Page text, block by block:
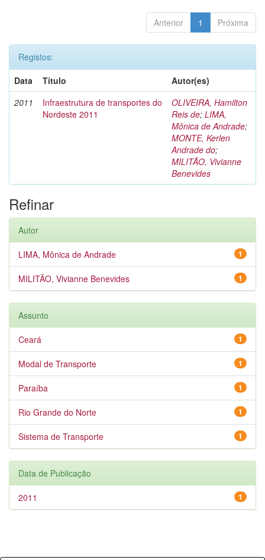
Anterior 1 Próxima
Registos:
Data
Título
Autor(es)
2011
Infraestrutura de transportes do
Nordeste 2011
OLIVEIRA, Hamilton
Reis de; LIMA,
Mônica de Andrade;
MONTE, Kerlen
Andrade do;
MILITÃO, Vivianne
Benevides
Refinar
Autor
1
LIMA, Mônica de Andrade
1
MILITÃO, Vivianne Benevides
Assunto
1
Ceará
1
Modal de Transporte
1
Paraíba
1
Rio Grande do Norte
1
Sistema de Transporte
Data de Publicação
1
2011